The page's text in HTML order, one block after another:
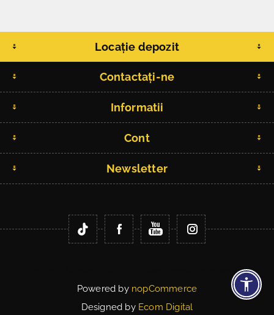
Locație depozit
Contactați-ne
Informatii
Cont
Newsletter
Copyright © 2026 Fitlife.ro. Toate drepturile rezervate.
Powered by nopCommerce
Designed by Ecom Digital